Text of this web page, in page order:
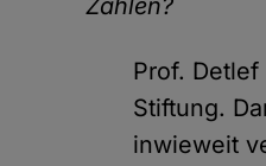
Zahlen?
Prof.
Stiftung.
inwieweit